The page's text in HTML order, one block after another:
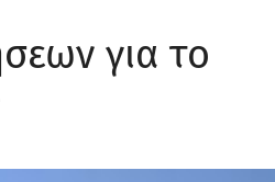
για το